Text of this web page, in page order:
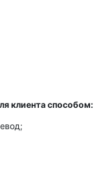
клиента способом: